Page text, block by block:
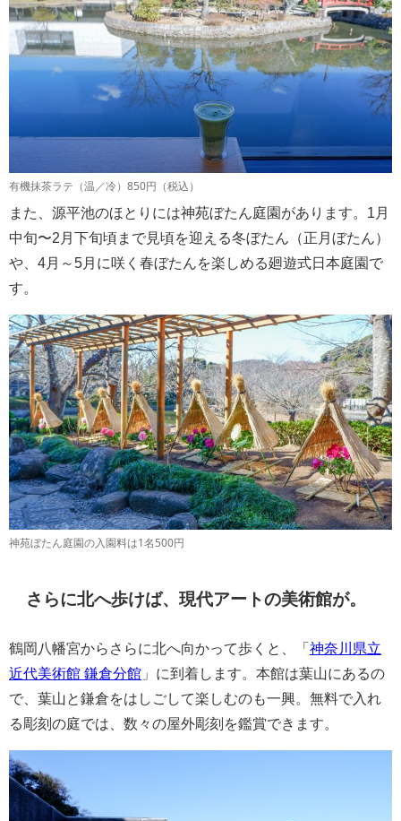
有機抹茶ラテ（温／冷）850円（税込）
また、源平池のほとりには神苑ぼたん庭園があります。1月
中旬〜2月下旬頃まで見頃を迎える冬ぼたん（正月ぼたん）
や、4月～5月に咲く春ぼたんを楽しめる廻遊式日本庭園で
す。
神苑ぼたん庭園の入園料は1名500円
さらに北へ歩けば、現代アートの美術館が。
鶴岡八幡宮からさらに北へ向かって歩くと、「 神奈川県立
近代美術館 鎌倉分館 」に到着します。本館は葉山にあるの
で、葉山と鎌倉をはしごして楽しむのも一興。無料で入れ
る彫刻の庭では、数々の屋外彫刻を鑑賞できます。